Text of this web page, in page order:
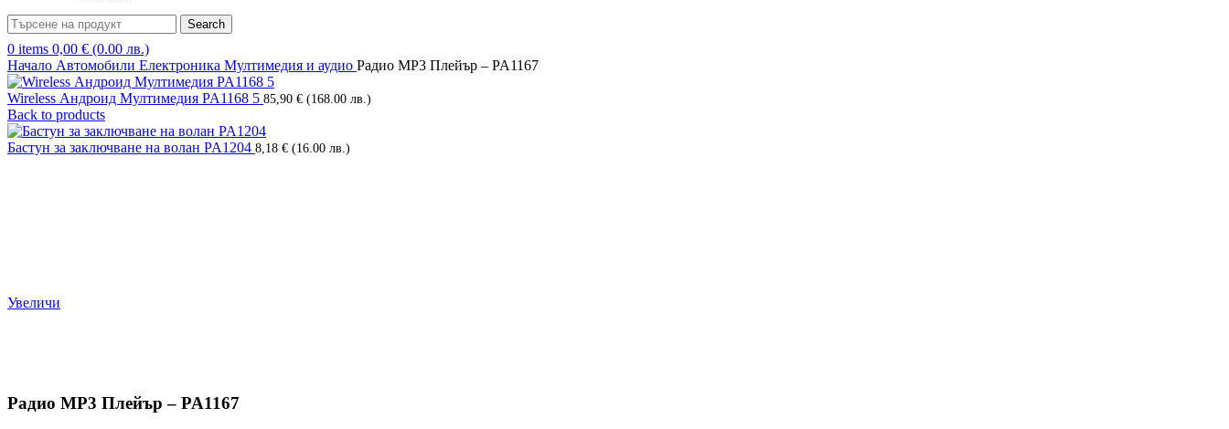
Search
0 items 0,00 € (0.00 лв.)
Начало Автомобили Електроника Мултимедия и аудио Радио MP3 Плейър – PA1167
Wireless Андроид Мултимедия PA1168 5 85,90 € (168.00 лв.)
Back to products
Бастун за заключване на волан PA1204 8,18 € (16.00 лв.)
Увеличи
Радио MP3 Плейър – PA1167